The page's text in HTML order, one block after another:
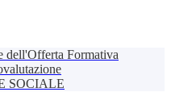
dell'Offerta Formativa
SOCIALE